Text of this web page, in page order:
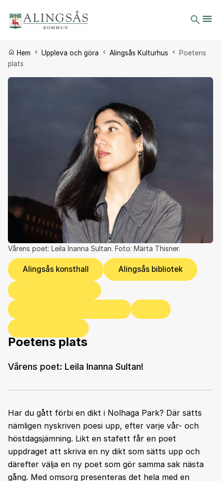
Du är här:
Hem Uppleva och göra Alingsås Kulturhus
Poetens
plats
Vårens poet: Leila Inanna Sultan. Foto: Märta Thisner.
Alingsås konsthall Alingsås bibliotek
Poetens plats
Vårens poet: Leila Inanna Sultan!
Har du gått förbi en dikt i Nolhaga Park? Där sätts
nämligen nyskriven poesi upp, efter varje vår- och
höstdagsjämning. Likt en stafett får en poet
uppdraget att skriva en ny dikt som sätts upp och
därefter välja en ny poet som gör samma sak nästa
gång. Med omsorg presenteras det hela med en